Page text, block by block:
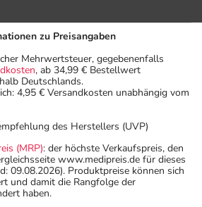
Erwachsene
mit einem
von 70 kg
1-2
Tabletten
1-2
zu Preisangaben
Mehrwertsteuer, gegebenenfalls
, ab 34,99 € Bestellwert
Deutschlands.
4,95 € Versandkosten unabhängig vom
des Herstellers (UVP)
(MRP): der höchste Verkaufspreis, den
www.medipreis.de für dieses
09.08.2026). Produktpreise können sich
und damit die Rangfolge der
haben.